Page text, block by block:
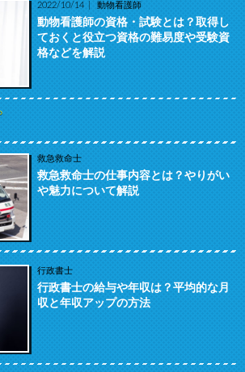
2022/10/14 動物看護師
動物看護師の資格・試験とは？取得し
ておくと役立つ資格の難易度や受験資
格などを解説
救急救命士
救急救命士の仕事内容とは？やりがい
や魅力について解説
行政書士
行政書士の給与や年収は？平均的な月
収と年収アップの方法